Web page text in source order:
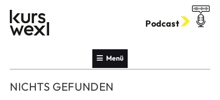
Inhalt
springen
Podcast
Menü
NICHTS GEFUNDEN